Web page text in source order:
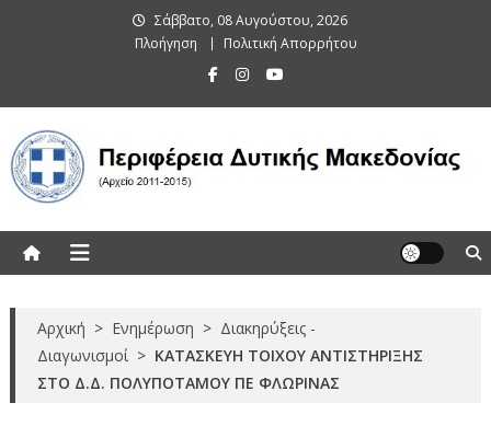
Σάββατο, 08 Αυγούστου, 2026
Πλοήγηση
Πολιτική Απορρήτου
Αρχική > Ενημέρωση > Διακηρύξεις -
Διαγωνισμοί > ΚΑΤΑΣΚΕΥΗ ΤΟΙΧΟΥ ΑΝΤΙΣΤΗΡΙΞΗΣ
ΣΤΟ Δ.Δ. ΠΟΛΥΠΟΤΑΜΟΥ ΠΕ ΦΛΩΡΙΝΑΣ